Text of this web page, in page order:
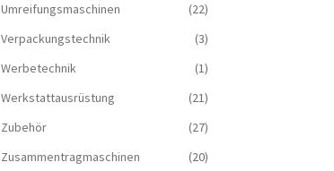
Umreifungsmaschinen
(22)
Verpackungstechnik
(3)
Werbetechnik
(1)
Werkstattausrüstung
(21)
Zubehör
(27)
Zusammentragmaschinen
(20)